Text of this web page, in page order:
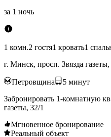
за 1 ночь
1 комн.2 гостя1 кровать1
г. Минск, просп. Звязда газеты,
Петровщина 5 минут
Забронировать 1-комнатную
газеты, 32/1
Мгновенное бронирование
Реальный объект